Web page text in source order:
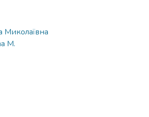
Миколаївна
M.